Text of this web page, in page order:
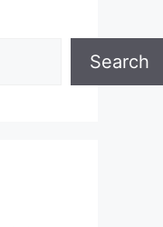
Search